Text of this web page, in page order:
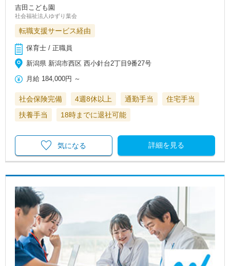
吉田こども園
社会福祉法人ゆずり葉会
転職支援サービス経由
保育士 / 正職員
新潟県 新潟市西区 西小針台2丁目9番27号
月給 184,000円 ～
社会保険完備 4週8休以上 通勤手当
住宅手当
扶養手当
18時までに退社可能
詳細を見る
気になる